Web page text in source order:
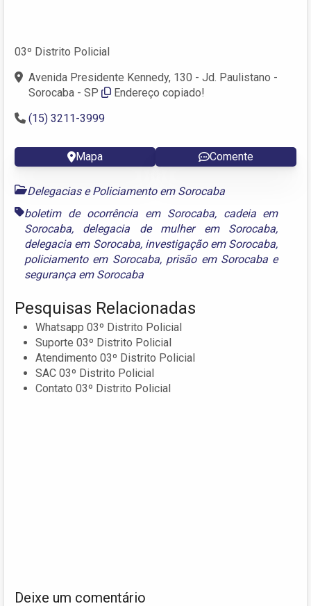
03º Distrito Policial
Avenida Presidente Kennedy, 130 - Jd. Paulistano -
Sorocaba - SP
Endereço copiado!
(15) 3211-3999
Mapa Comente
Delegacias e Policiamento em Sorocaba
boletim de ocorrência em Sorocaba, cadeia em
Sorocaba, delegacia de mulher em Sorocaba,
delegacia em Sorocaba, investigação em Sorocaba,
policiamento em Sorocaba, prisão em Sorocaba e
segurança em Sorocaba
Pesquisas Relacionadas
Whatsapp 03º Distrito Policial
Suporte 03º Distrito Policial
Atendimento 03º Distrito Policial
SAC 03º Distrito Policial
Contato 03º Distrito Policial
Deixe um comentário